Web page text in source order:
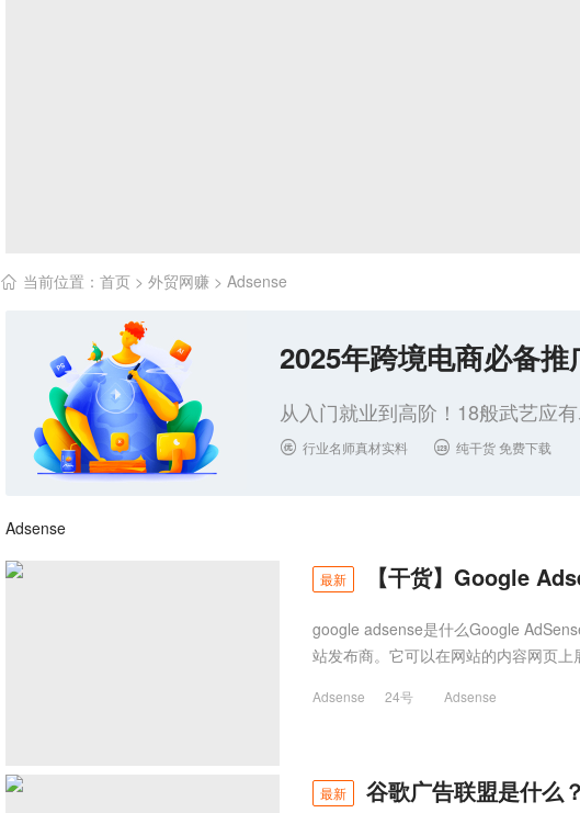
 当前位置： 首页 > 外贸网赚 > Adsense
2025年跨境电商必备推
从入门就业到高阶！18般武艺应
 行业名师真材实料  纯干货 免费下载
Adsense
最新 【干货】Google
google adsense是什么Google
站发布商。它可以在网站的内容网页
Adsense 24号 Adsense
最新 谷歌广告联盟是什么